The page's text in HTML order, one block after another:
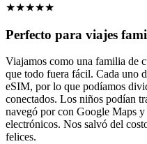
★★★★★
Perfecto para viajes
Viajamos como una familia de
que todo fuera fácil. Cada uno
eSIM, por lo que podíamos
conectados. Los niños podían
navegó por con Google Maps
electrónicos. Nos salvó del
felices.